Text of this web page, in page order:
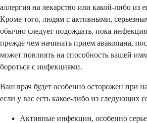
аллергия на лекарство или какой-либо из
Кроме того, людям с активными,
обычно следует подождать, пока
прежде чем начинать прием авакопана,
может повлиять на способность вашей
бороться с инфекциями.
Ваш врач будет особенно осторожен при
если у вас есть какое-либо из следующих
Активные инфекции, особенно